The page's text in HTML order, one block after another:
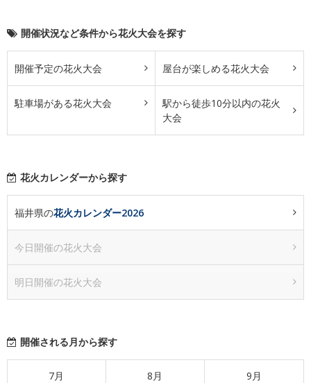
開催状況など条件から花火大会を探す
開催予定の花火大会 屋台が楽しめる花火大会
駐車場がある花火大会
駅から徒歩10分以内の花火
大会
花火カレンダーから探す
福井県の花火カレンダー2026
今日開催の花火大会
明日開催の花火大会
開催される月から探す
7月 8月 9月